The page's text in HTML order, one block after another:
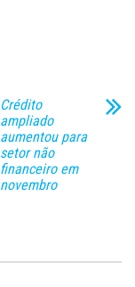
Crédito
ampliado
aumentou para
setor não
financeiro em
novembro